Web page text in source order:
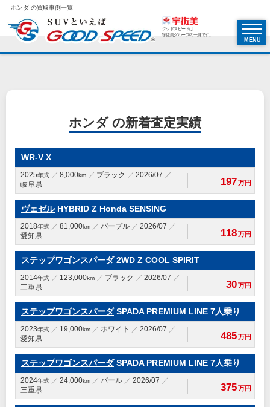
ホンダ の買取事例一覧
グッドスピードは
宇佐美グループの一員です。
MENU
ホンダ の新着査定実績
WR-V X
2025年式 8,000km ブラック
2026/07
岐阜県
197万円
ヴェゼルHYBRID Z Honda SENSING
2018年式 81,000km パープル
2026/07
愛知県
118万円
ステップワゴンスパーダ 2WD Z COOL SPIRIT
2014年式 123,000km ブラック
2026/07
三重県
30万円
ステップワゴンスパーダSPADA PREMIUM LINE 7人乗り
2023年式 19,000km ホワイト
2026/07
愛知県
485万円
ステップワゴンスパーダSPADA PREMIUM LINE 7人乗り
2024年式 24,000km パール
2026/07
三重県
375万円